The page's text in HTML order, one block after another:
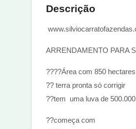
Descrição
ARRENDAMENTO PARA
????Área com 850
?? terra pronta só corrigir
??tem uma luva de
??começa com